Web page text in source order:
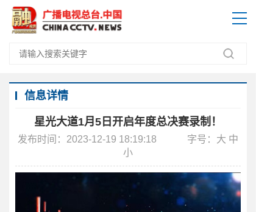
信息详情
星光大道1月5日开启年度总决赛录制！
发布时间：2023-12-19 18:19:18 字号： 大 中
小